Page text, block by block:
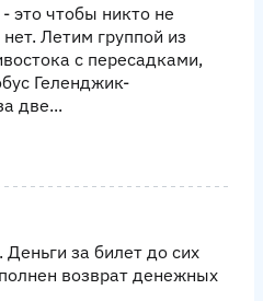
это чтобы никто не
Летим группой из
с пересадками,
Геленджик-
две...
за билет до сих
возврат денежных